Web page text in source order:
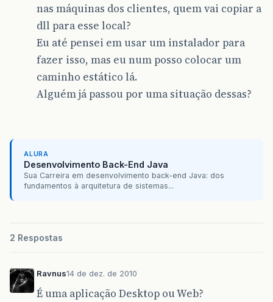
nas máquinas dos clientes, quem vai copiar a
dll para esse local?
Eu até pensei em usar um instalador para
fazer isso, mas eu num posso colocar um
caminho estático lá.
Alguém já passou por uma situação dessas?
ALURA
Desenvolvimento Back-End Java
Sua Carreira em desenvolvimento back-end Java: dos
fundamentos à arquitetura de sistemas...
2 Respostas
Ravnus14 de dez. de 2010
É uma aplicação Desktop ou Web?